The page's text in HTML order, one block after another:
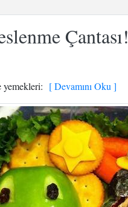
Çantası!
[ Devamını Oku ]